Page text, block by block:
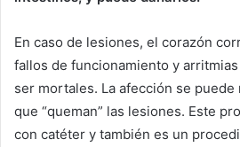
En caso de lesiones, el corazón
fallos de funcionamiento y
ser mortales. La afección se
que “queman” las lesiones. Este
con catéter y también es un